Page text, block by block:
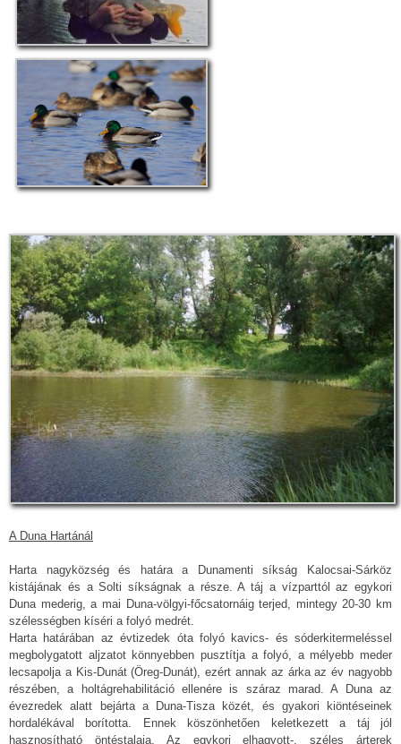
A Duna Hartánál
Harta nagyközség és határa a Dunamenti síkság Kalocsai-Sárköz
kistájának és a Solti síkságnak a része. A táj a vízparttól az egykori
Duna mederig, a mai Duna-völgyi-főcsatornáig terjed, mintegy 20-30 km
szélességben kíséri a folyó medrét.
Harta határában az évtizedek óta folyó kavics- és sóderkitermeléssel
megbolygatott aljzatot könnyebben pusztítja a folyó, a mélyebb meder
lecsapolja a Kis-Dunát (Öreg-Dunát), ezért annak az árka az év nagyobb
részében, a holtágrehabilitáció ellenére is száraz marad. A Duna az
évezredek alatt bejárta a Duna-Tisza közét, és gyakori kiöntéseinek
hordalékával borította. Ennek köszönhetően keletkezett a táj jól
hasznosítható öntéstalaja. Az egykori elhagyott-, széles árterek